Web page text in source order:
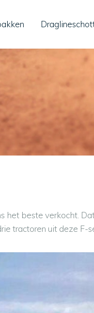
het beste verkocht.
tractoren uit deze F-